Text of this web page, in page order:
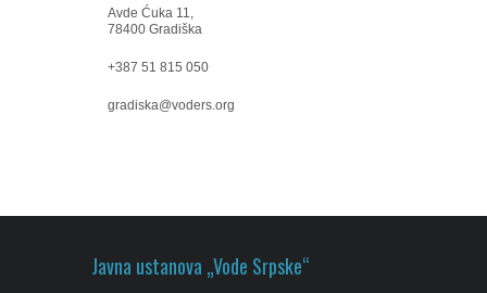
Avde Ćuka 11,
78400 Gradiška
+387 51 815 050
gradiska@voders.org
Javna ustanova „Vode Srpske“